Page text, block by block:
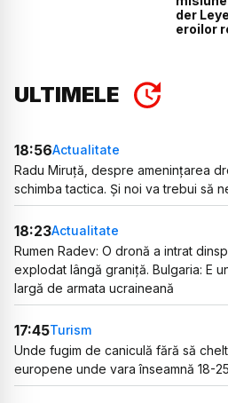
der
eroilor
ULTIMELE
18:56Actualitate
Radu Miruță, despre amenințarea
schimba tactica. Și noi va trebui să
18:23Actualitate
Rumen Radev: O dronă a intrat
explodat lângă graniță. Bulgaria: E
largă de armata ucraineană
17:45Turism
Unde fugim de caniculă fără să
europene unde vara înseamnă 18-